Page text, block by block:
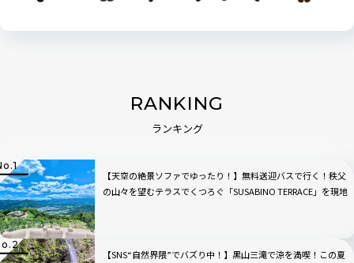
RANKING
ランキング
【天空の絶景ソファでゆったり！】無料送迎バスで行く！秩父
の山々を望むテラスでくつろぐ「SUSABINO TERRACE」を現地
【SNS“自然界隈”でバズり中！】黒山三滝で涼を満喫！この夏